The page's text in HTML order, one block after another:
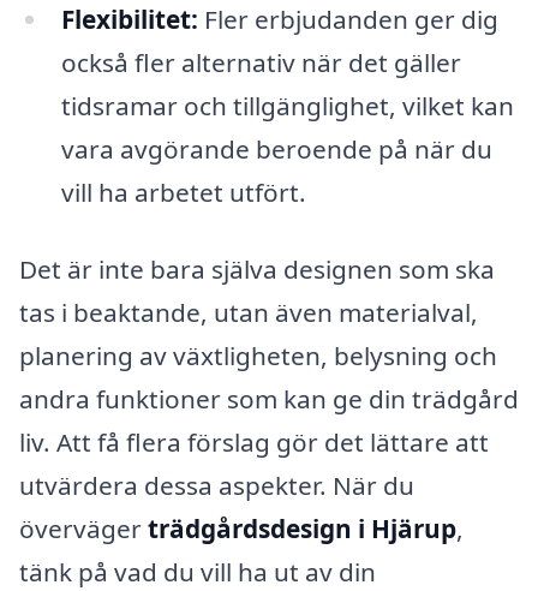
Flexibilitet: Fler erbjudanden ger dig
också fler alternativ när det gäller
tidsramar och tillgänglighet, vilket kan
vara avgörande beroende på när du
vill ha arbetet utfört.
Det är inte bara själva designen som ska
tas i beaktande, utan även materialval,
planering av växtligheten, belysning och
andra funktioner som kan ge din trädgård
liv. Att få flera förslag gör det lättare att
utvärdera dessa aspekter. När du
övervägerträdgårdsdesign i Hjärup,
tänk på vad du vill ha ut av din